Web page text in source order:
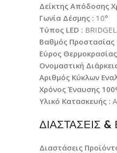
Δείκτης Απόδοσης
Γωνία Δέσμης : 10°
Τύπος LED :
Βαθμός Προστασίας
Εύρος
Ονομαστική
Αριθμός Κύκλων
Χρόνος Έναυσης
Υλικό Κατασκευής :
ΔΙΑΣΤΑΣΕΙΣ
Διαστάσεις